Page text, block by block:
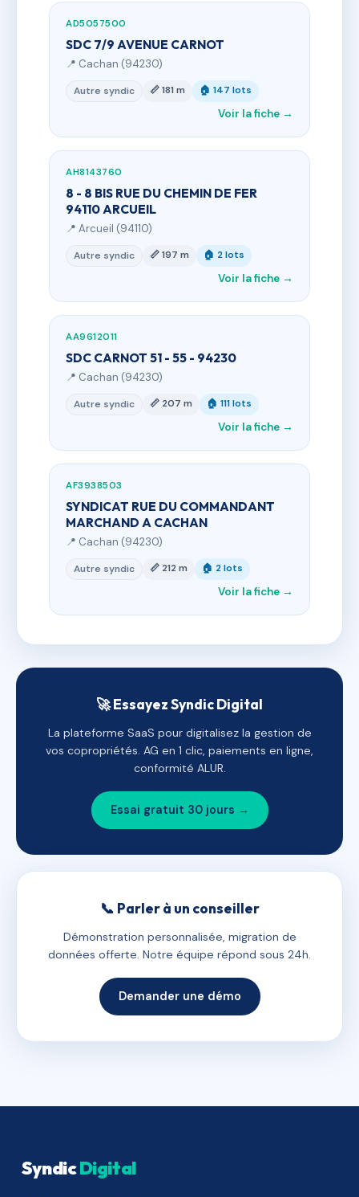
AD5057500
SDC 7/9 AVENUE CARNOT
📍 Cachan (94230)
Autre syndic 📏 181 m 🏠 147 lots
Voir la fiche →
AH8143760
8 - 8 BIS RUE DU CHEMIN DE FER
94110 ARCUEIL
📍 Arcueil (94110)
Autre syndic 📏 197 m 🏠 2 lots
Voir la fiche →
AA9612011
SDC CARNOT 51 - 55 - 94230
📍 Cachan (94230)
Autre syndic 📏 207 m 🏠 111 lots
Voir la fiche →
AF3938503
SYNDICAT RUE DU COMMANDANT
MARCHAND A CACHAN
📍 Cachan (94230)
Autre syndic 📏 212 m 🏠 2 lots
Voir la fiche →
🚀 Essayez Syndic Digital
La plateforme SaaS pour digitalisez la gestion de
vos copropriétés. AG en 1 clic, paiements en ligne,
conformité ALUR.
Essai gratuit 30 jours →
📞 Parler à un conseiller
Démonstration personnalisée, migration de
données offerte. Notre équipe répond sous 24h.
Demander une démo
SyndicDigital